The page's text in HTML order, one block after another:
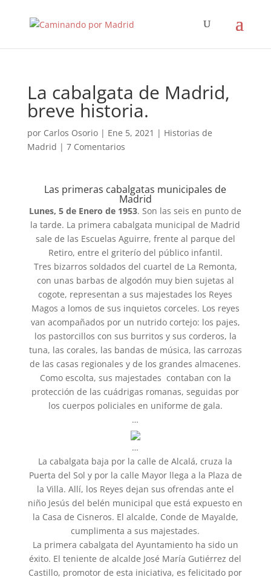
La cabalgata de Madrid,
breve historia.
por Carlos Osorio| Ene 5, 2021 | Historias de
Madrid | 7 Comentarios
Las primeras cabalgatas municipales de
Madrid
Lunes, 5 de Enero de 1953. Son las seis en punto de
la tarde. La primera cabalgata municipal de Madrid
sale de las Escuelas Aguirre, frente al parque del
Retiro, entre el griterío del público infantil.
Tres bizarros soldados del cuartel de La Remonta,
con unas barbas de algodón muy bien sujetas al
cogote, representan a sus majestades los Reyes
Magos a lomos de sus inquietos corceles. Los reyes
van acompañados por un nutrido cortejo: los pajes,
los pastorcillos con sus burritos y sus corderos, la
tuna, las corales, las bandas de música, las carrozas
de las casas regionales y de los grandes almacenes.
Como escolta, sus majestades contaban con la
protección de las cuádrigas romanas, seguidas por
los cuerpos policiales en uniforme de gala.
…
…
La cabalgata baja por la calle de Alcalá, cruza la
Puerta del Sol y por la calle Mayor llega a la Plaza de
la Villa. Allí, los Reyes dejan sus ofrendas ante el
niño Jesús del belén municipal que está expuesto en
la Casa de Cisneros. El alcalde, Conde de Mayalde,
cumplimenta a sus majestades.
La primera cabalgata del Ayuntamiento ha sido un
éxito. El teniente de alcalde José María Gutiérrez del
Castillo, promotor de esta iniciativa, es felicitado por